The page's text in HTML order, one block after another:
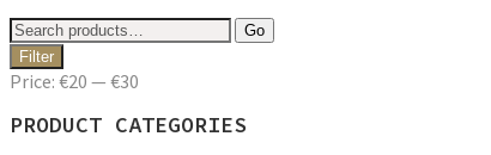
Search
for:
Go
Min
price
Max
price
Filter
Price: €20 — €30
PRODUCT CATEGORIES